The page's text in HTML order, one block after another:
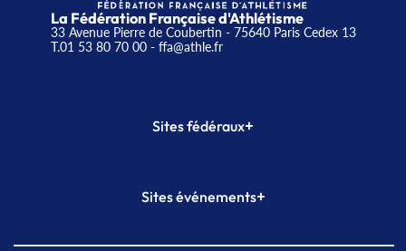
La Fédération Française d'Athlétisme
33 Avenue Pierre de Coubertin - 75640 Paris Cedex 13
T.01 53 80 70 00- ffa@athle.fr
Sites fédéraux+
Plateforme Formation
Sites événements+